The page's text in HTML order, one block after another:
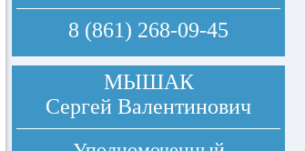
8 (861) 268-09-45
МЫШАК
Сергей Валентинович